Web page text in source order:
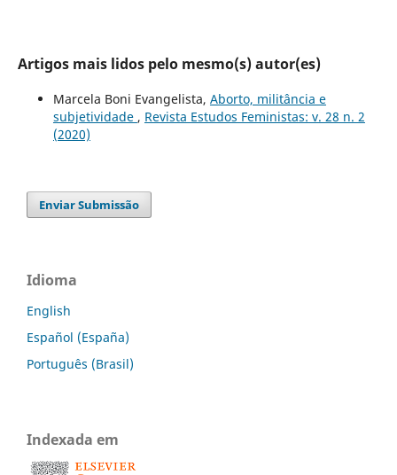
Artigos mais lidos pelo mesmo(s) autor(es)
Marcela Boni Evangelista, Aborto, militância e
subjetividade , Revista Estudos Feministas: v. 28 n. 2
(2020)
Enviar Submissão
Idioma
English
Español (España)
Português (Brasil)
Indexada em